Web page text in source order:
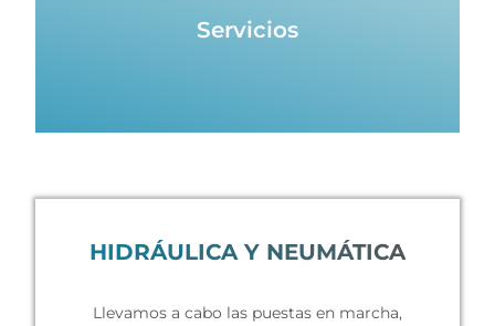
Servicios
HIDRÁULICA Y NEUMÁTICA
Llevamos a cabo las puestas en marcha,